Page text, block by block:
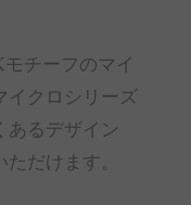
チーフのマイ
イクロシリーズ
あるデザイン
だけます。